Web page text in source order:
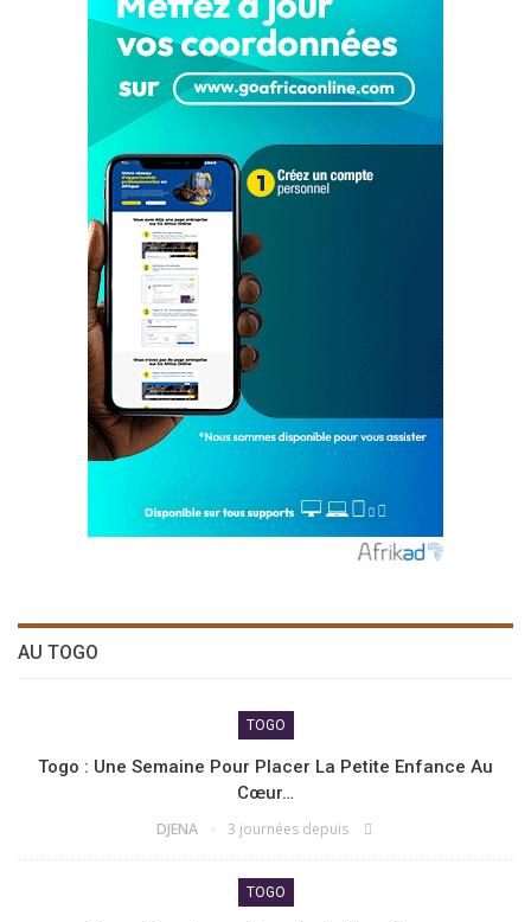
AU TOGO
TOGO
Togo : Une Semaine Pour Placer La Petite Enfance Au
Cœur…
DJENA 3 journées depuis
TOGO